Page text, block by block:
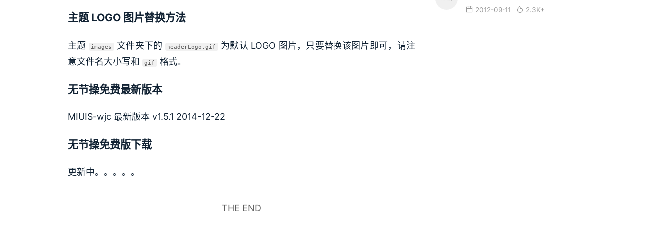
主题 LOGO 图片替换方法
主题 images 文件夹下的 headerLogo.gif
为默认 LOGO 图片，只要替换该图片即可，请注
意文件名大小写和
gif 格式。
无节操免费最新版本
MIUIS-wjc 最新版本 v1.5.1 2014-12-22
无节操免费版下载
更新中。。。。。
THE END
2012-09-11 2.3K+